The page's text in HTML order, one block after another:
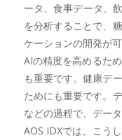
ータ、食事データ、
を分析することで、
ケーションの開発が可
AIの精度を高めるた
も重要です。健康デ
ためにも重要です。
などの過程で、デー
AOS IDXでは、こう